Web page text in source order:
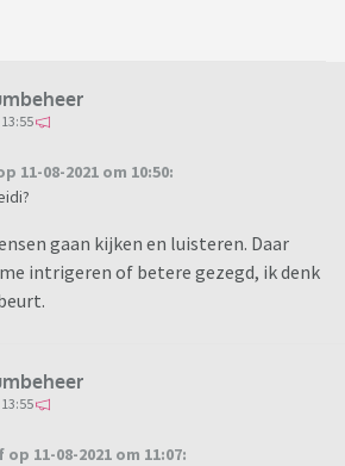
11-08-2021 om 10:50:
gaan kijken en luisteren. Daar
intrigeren of betere gezegd, ik denk
11-08-2021 om 11:07: